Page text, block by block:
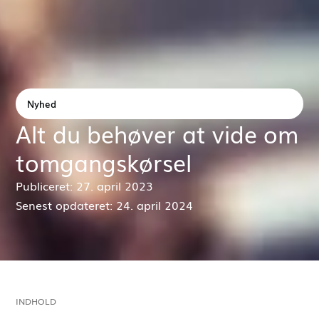
Nyhed
Alt du behøver at vide om
tomgangskørsel
Publiceret: 27. april 2023
Senest opdateret: 24. april 2024
INDHOLD